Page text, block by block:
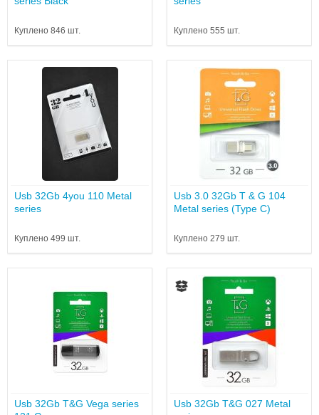
Куплено 846 шт. Куплено 555 шт.
Usb 32Gb 4you 110 Metal
series
Куплено 499 шт.
Usb 3.0 32Gb T & G 104
Metal series (Type C)
Куплено 279 шт.
Usb 32Gb T&G Vega series
Usb 32Gb T&G 027 Metal